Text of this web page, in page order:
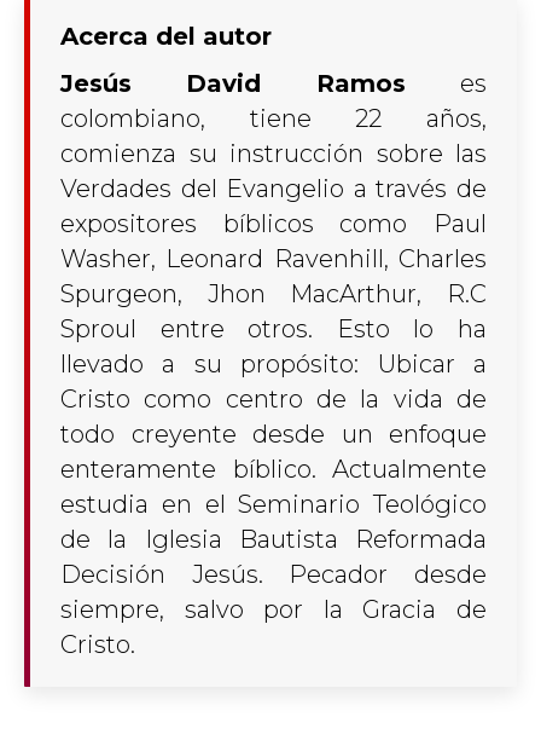
Acerca del autor
Jesús David Ramos es
colombiano, tiene 22 años,
comienza su instrucción sobre las
Verdades del Evangelio a través de
expositores bíblicos como Paul
Washer, Leonard Ravenhill, Charles
Spurgeon, Jhon MacArthur, R.C
Sproul entre otros. Esto lo ha
llevado a su propósito: Ubicar a
Cristo como centro de la vida de
todo creyente desde un enfoque
enteramente bíblico. Actualmente
estudia en el Seminario Teológico
de la Iglesia Bautista Reformada
Decisión Jesús. Pecador desde
siempre, salvo por la Gracia de
Cristo.